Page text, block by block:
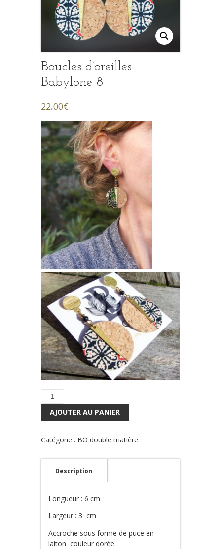
Boucles d’oreilles
Babylone 8
22,00€
quantité
Boucles
Babylone
AJOUTER AU PANIER
Catégorie : BO double matière
Description
Longueur : 6 cm
Largeur : 3 cm
Accroche sous forme de puce en
laiton couleur dorée